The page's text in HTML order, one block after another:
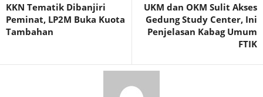
KKN Tematik Dibanjiri
Peminat, LP2M Buka Kuota
Tambahan
UKM dan OKM Sulit Akses
Gedung Study Center, Ini
Penjelasan Kabag Umum
FTIK